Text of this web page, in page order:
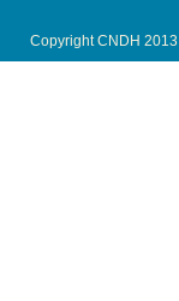
Copyright CNDH 2013